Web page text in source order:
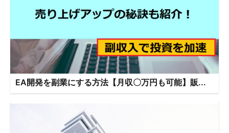
EA開発を副業にする方法【月収〇万円も可能】販...